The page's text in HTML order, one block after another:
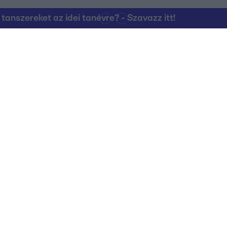
az idei tanévre? - Szavazz itt!